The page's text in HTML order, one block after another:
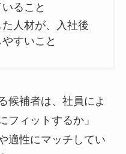
ること
人材が、入社後
すいこと
候補者は、社員によ
フィットするか」
適性にマッチしてい